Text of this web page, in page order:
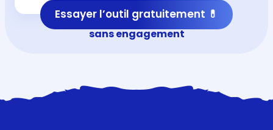
Essayer l’outil gratuitement 💊
sans engagement